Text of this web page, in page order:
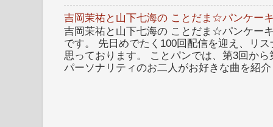
吉岡茉祐と山下七海の ことだま☆パンケー
吉岡茉祐と山下七海の ことだま☆パンケー
です。 先日めでたく100回配信を迎え、リ
思っております。 ことパンでは、第3回か
パーソナリティのお二人がお好きな曲を紹